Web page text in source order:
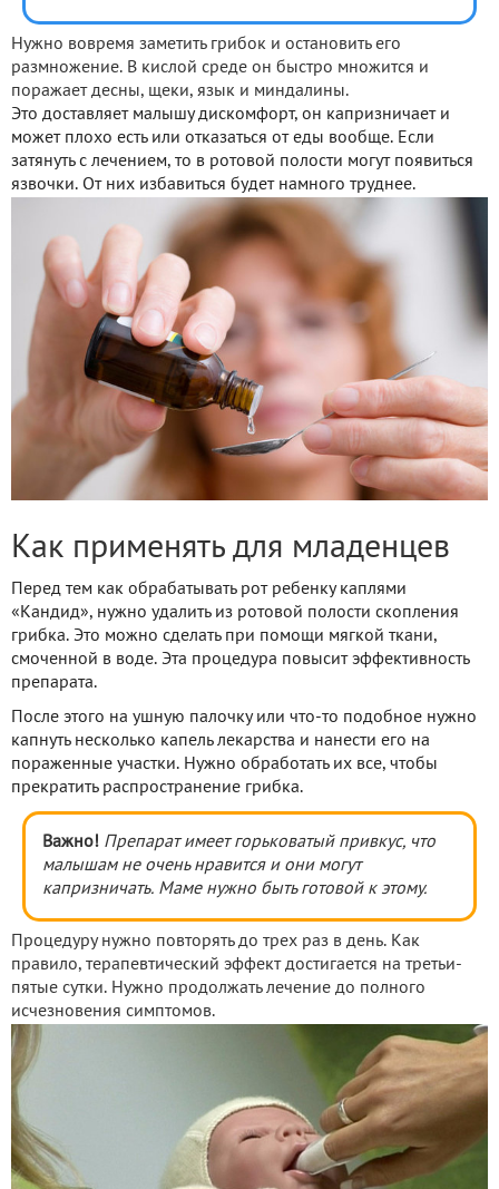
Нужно вовремя заметить грибок и остановить его
размножение. В кислой среде он быстро множится и
поражает десны, щеки, язык и миндалины.
Это доставляет малышу дискомфорт, он капризничает и
может плохо есть или отказаться от еды вообще. Если
затянуть с лечением, то в ротовой полости могут появиться
язвочки. От них избавиться будет намного труднее.
Как применять для младенцев
Перед тем как обрабатывать рот ребенку каплями
«Кандид», нужно удалить из ротовой полости скопления
грибка. Это можно сделать при помощи мягкой ткани,
смоченной в воде. Эта процедура повысит эффективность
препарата.
После этого на ушную палочку или что-то подобное нужно
капнуть несколько капель лекарства и нанести его на
пораженные участки. Нужно обработать их все, чтобы
прекратить распространение грибка.
Важно! Препарат имеет горьковатый привкус, что
малышам не очень нравится и они могут
капризничать. Маме нужно быть готовой к этому.
Процедуру нужно повторять до трех раз в день. Как
правило, терапевтический эффект достигается на третьи-
пятые сутки. Нужно продолжать лечение до полного
исчезновения симптомов.